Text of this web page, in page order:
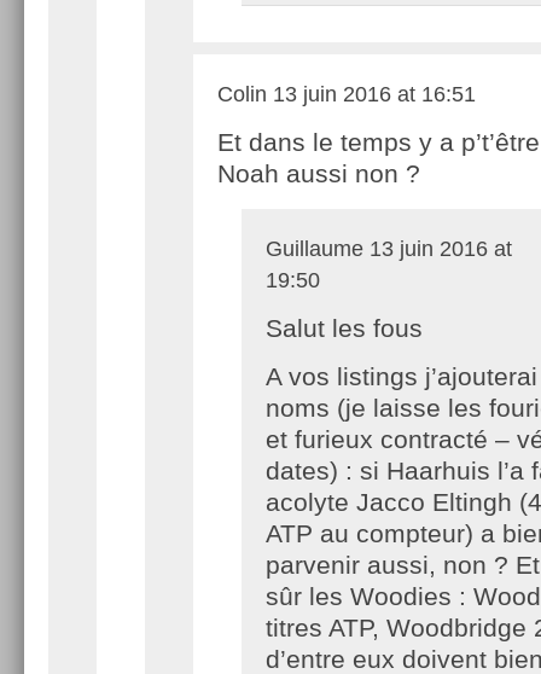
Colin 13 juin 2016 at 16:51
Et dans le temps y a
Noah aussi non ?
Guillaume 13 juin 2016 at
19:50
Salut les fous
A vos listings
noms (je laisse les
et furieux contracté –
dates) : si Haarhuis l’a
acolyte Jacco Eltingh
ATP au compteur) a
parvenir aussi, non ?
sûr les Woodies :
titres ATP, Woodbridge
d’entre eux doivent